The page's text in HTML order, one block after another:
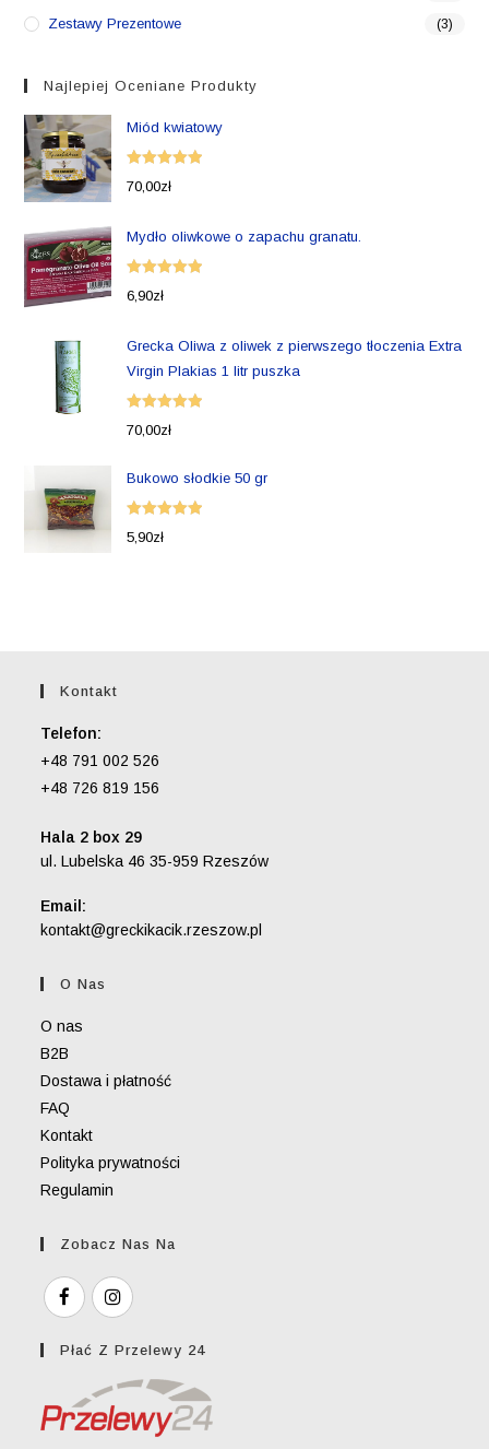
Zestawy Prezentowe (3)
Najlepiej Oceniane Produkty
Miód kwiatowy
Oceniono
70,00zł
Mydło oliwkowe o zapachu granatu.
Oceniono
6,90zł
Grecka Oliwa z oliwek z pierwszego tłoczenia Extra
Virgin Plakias 1 litr puszka
Oceniono
70,00zł
Bukowo słodkie 50 gr
Oceniono
5,90zł
Kontakt
Telefon:
+48 791 002 526
+48 726 819 156
Hala 2 box 29
ul. Lubelska 46 35-959 Rzeszów
Email:
kontakt@greckikacik.rzeszow.pl
O Nas
O nas
B2B
Dostawa i płatność
FAQ
Kontakt
Polityka prywatności
Regulamin
Zobacz Nas Na
Płać Z Przelewy 24